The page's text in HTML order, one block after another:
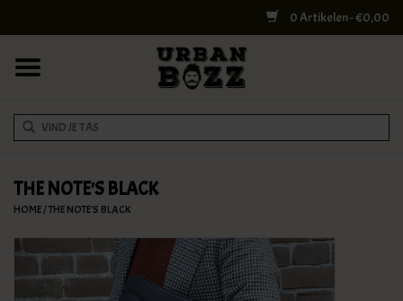
0 Artikelen - €0,00
COLLEGE BAGS
RUGZAKKEN
SHELBY BROTHERS
THE NOTE'S BLACK
HOME/THE NOTE'S BLACK